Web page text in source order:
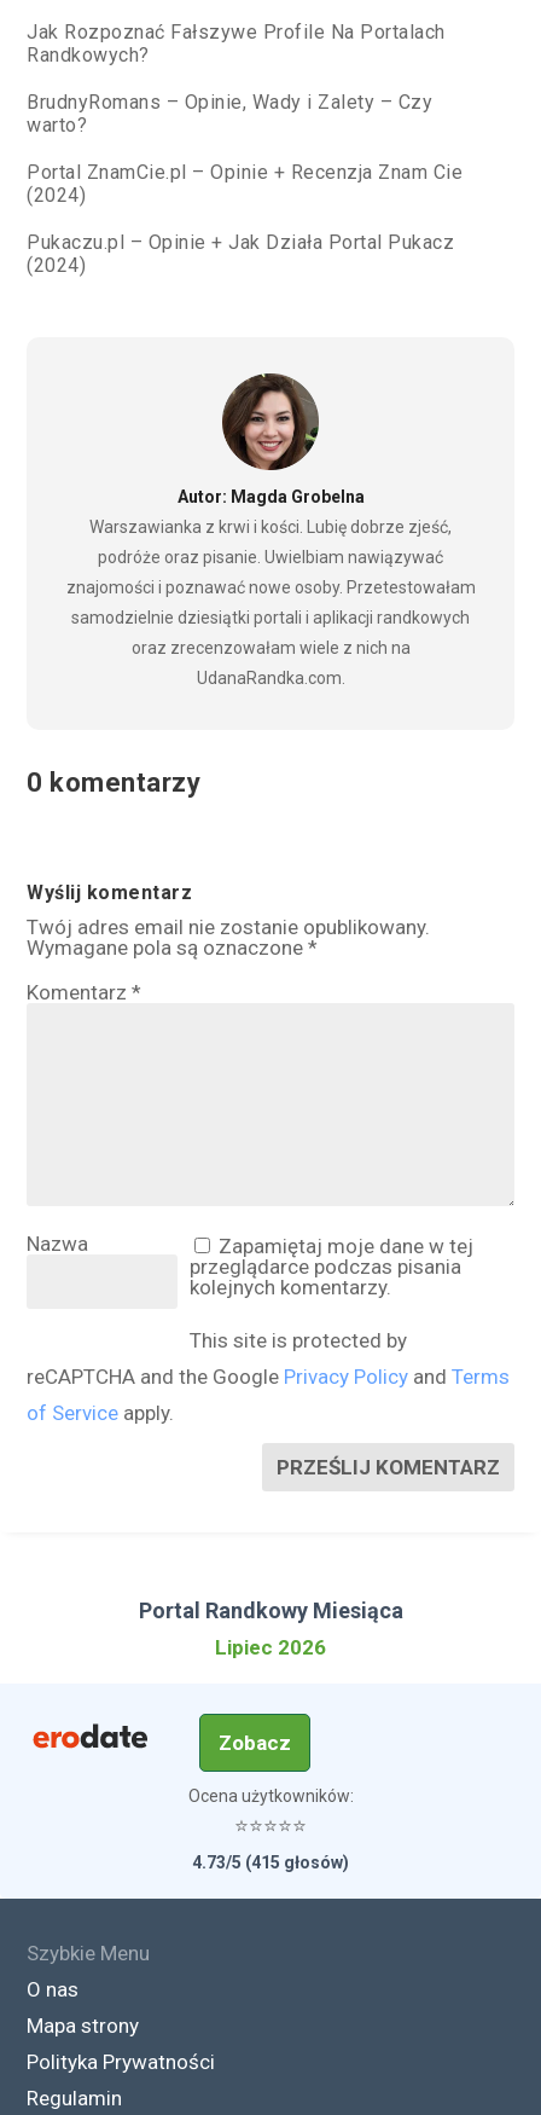
Jak Rozpoznać Fałszywe Profile Na Portalach
Randkowych?
BrudnyRomans – Opinie, Wady i Zalety – Czy
warto?
Portal ZnamCie.pl – Opinie + Recenzja Znam Cie
(2024)
Pukaczu.pl – Opinie + Jak Działa Portal Pukacz
(2024)
Autor: Magda Grobelna
Warszawianka z krwi i kości. Lubię dobrze zjeść,
podróże oraz pisanie. Uwielbiam nawiązywać
znajomości i poznawać nowe osoby. Przetestowałam
samodzielnie dziesiątki portali i aplikacji randkowych
oraz zrecenzowałam wiele z nich na
UdanaRandka.com.
0 komentarzy
Wyślij komentarz
Twój adres email nie zostanie opublikowany.
Wymagane pola są oznaczone*
Komentarz*
Nazwa
Zapamiętaj moje dane w tej
przeglądarce podczas pisania
kolejnych komentarzy.
This site is protected by
reCAPTCHA and the Google Privacy Policy andTerms
of Service apply.
PRZEŚLIJ KOMENTARZ
Portal Randkowy Miesiąca
Lipiec 2026
Zobacz
Ocena użytkowników:
⭐⭐⭐⭐⭐
4.73/5 (415 głosów)
Szybkie Menu
O nas
Mapa strony
Polityka Prywatności
Regulamin